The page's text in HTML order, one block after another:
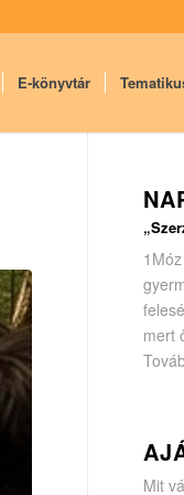
E-könyvtár
mert
Mit